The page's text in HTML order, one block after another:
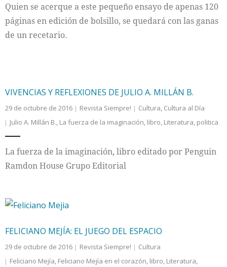
Quien se acerque a este pequeño ensayo de apenas 120
páginas en edición de bolsillo, se quedará con las ganas
de un recetario.
VIVENCIAS Y REFLEXIONES DE JULIO A. MILLÁN B.
29 de octubre de 2016 Revista Siempre! Cultura Cultura al Día
Julio A. Millán B. La fuerza de la imaginación libro Literatura politica
La fuerza de la imaginación, libro editado por Penguin
Ramdon House Grupo Editorial
FELICIANO MEJÍA: EL JUEGO DEL ESPACIO
29 de octubre de 2016 Revista Siempre!
Cultura
Feliciano Mejía Feliciano Mejía en el corazón libro Literatura